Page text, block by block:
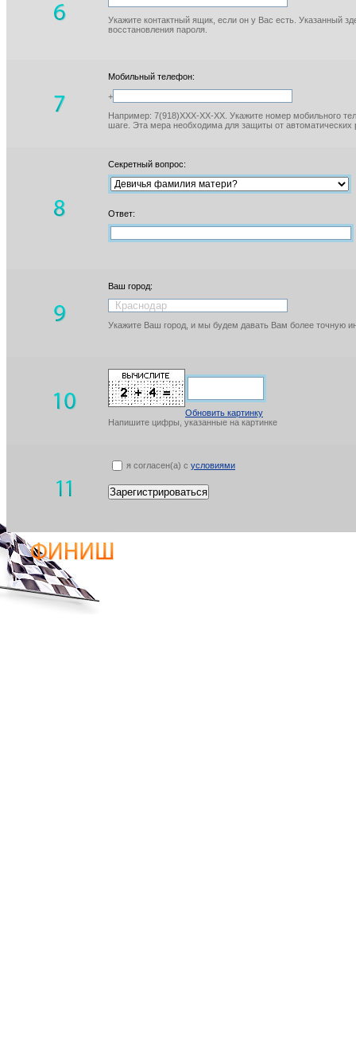
Укажите контактный ящик, если он у Вас есть. Указанный
восстановления пароля.
Мобильный телефон:
+
Например: 7(918)XXX-XX-XX. Укажите номер мобильного
шаге. Эта мера необходима для защиты от автоматических
Секретный вопрос:
Ответ:
Ваш город:
Укажите Ваш город, и мы будем давать Вам более точную
Обновить картинку
Напишите цифры, указанные на картинке
я согласен(а) с условиями
Зарегистрироваться